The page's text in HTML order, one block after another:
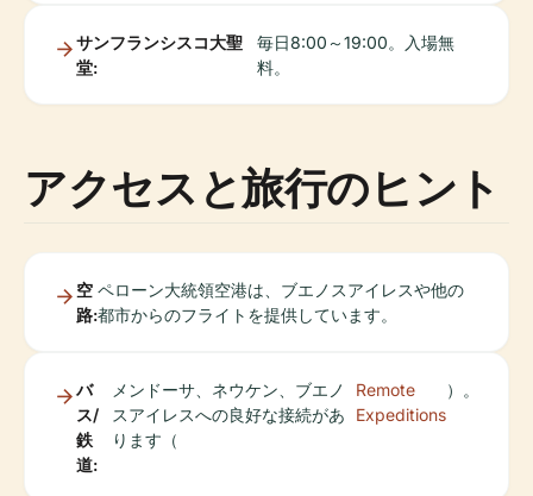
サンフランシスコ大聖
堂:
毎日8:00～19:00。入場無
料。
アクセスと旅行のヒント
空
路:
ペローン大統領空港は、ブエノスアイレスや他の
都市からのフライトを提供しています。
バ
ス/
鉄
道:
メンドーサ、ネウケン、ブエノ
スアイレスへの良好な接続があ
ります（
Remote
Expeditions
）。